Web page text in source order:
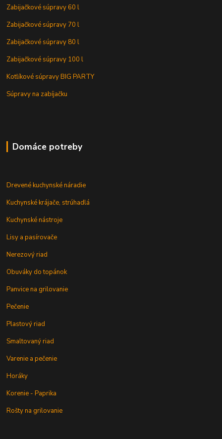
Zabijačkové súpravy 60 l
Zabijačkové súpravy 70 l
Zabijačkové súpravy 80 l
Zabijačkové súpravy 100 l
Kotlíkové súpravy BIG PARTY
Súpravy na zabíjačku
Domáce potreby
Drevené kuchynské náradie
Kuchynské krájače, strúhadlá
Kuchynské nástroje
Lisy a pasírovače
Nerezový riad
Obuváky do topánok
Panvice na grilovanie
Pečenie
Plastový riad
Smaltovaný riad
Varenie a pečenie
Horáky
Korenie - Paprika
Rošty na grilovanie